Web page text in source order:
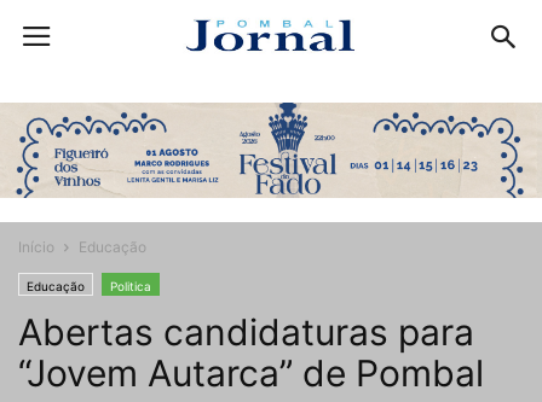
Início Educação
Educação Politica
Abertas candidaturas para
“Jovem Autarca” de Pombal